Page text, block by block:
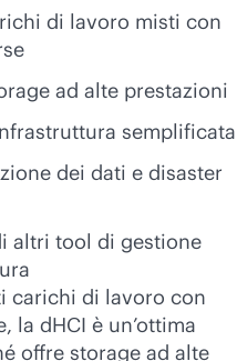
di lavoro misti con
ad alte prestazioni
semplificata
dei dati e disaster
altri tool di gestione
carichi di lavoro con
la dHCI è un’ottima
offre storage ad alte